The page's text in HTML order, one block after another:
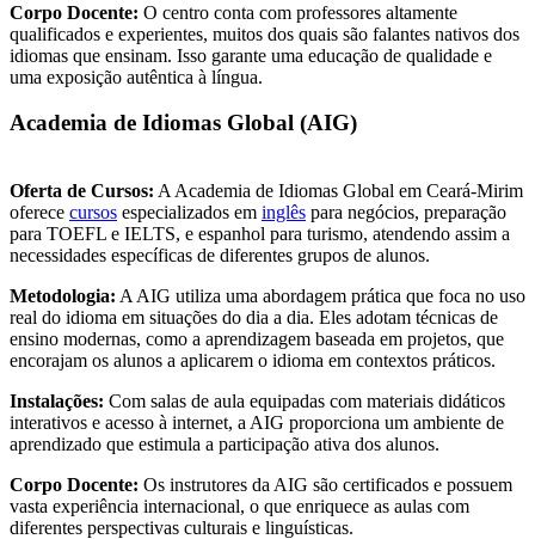
Corpo Docente: O centro conta com professores altamente
qualificados e experientes, muitos dos quais são falantes nativos dos
idiomas que ensinam. Isso garante uma educação de qualidade e
uma exposição autêntica à língua.
Academia de Idiomas Global (AIG)
Oferta de Cursos: A Academia de Idiomas Global em Ceará-Mirim
oferece cursos especializados em inglês para negócios, preparação
para TOEFL e IELTS, e espanhol para turismo, atendendo assim a
necessidades específicas de diferentes grupos de alunos.
Metodologia: A AIG utiliza uma abordagem prática que foca no uso
real do idioma em situações do dia a dia. Eles adotam técnicas de
ensino modernas, como a aprendizagem baseada em projetos, que
encorajam os alunos a aplicarem o idioma em contextos práticos.
Instalações: Com salas de aula equipadas com materiais didáticos
interativos e acesso à internet, a AIG proporciona um ambiente de
aprendizado que estimula a participação ativa dos alunos.
Corpo Docente: Os instrutores da AIG são certificados e possuem
vasta experiência internacional, o que enriquece as aulas com
diferentes perspectivas culturais e linguísticas.